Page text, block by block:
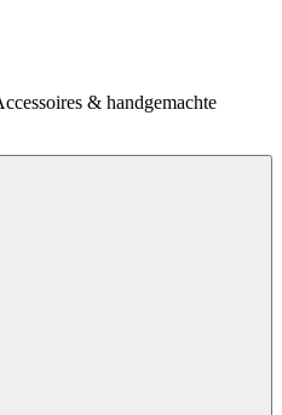
& handgemachte